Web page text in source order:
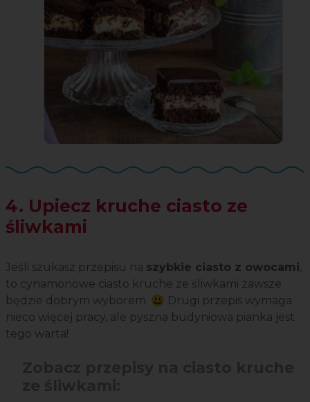
4. Upiecz kruche ciasto ze
śliwkami
Jeśli szukasz przepisu na szybkie ciasto z owocami
to cynamonowe ciasto kruche ze śliwkami zawsze
będzie dobrym wyborem. 😃 Drugi przepis wymaga
nieco więcej pracy, ale pyszna budyniowa pianka jest
tego warta!